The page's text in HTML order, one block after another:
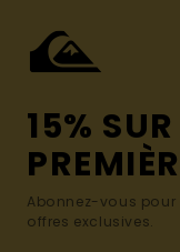
15%
Abonnez-vous pour
offres exclusives.